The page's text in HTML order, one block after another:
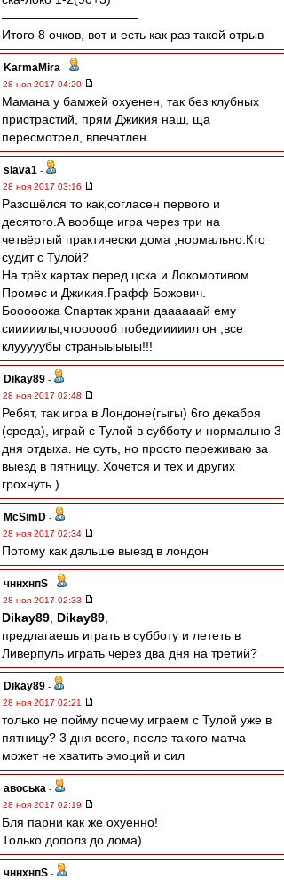
———————————
Итого 8 очков, вот и есть как раз такой отрыв
KarmaMira -
28 ноя 2017 04:20
Мамана у бамжей охуенен, так без клубных
пристрастий, прям Джикия наш, ща
пересмотрел, впечатлен.
slava1 -
28 ноя 2017 03:16
Разошёлся то как,согласен первого и
десятого.А вообще игра через три на
четвёртый практически дома ,нормально.Кто
судит c Тулой?
На трёх картах перед цска и Локомотивом
Промес и Джикия.Графф Божович.
Бооооожа Спартак храни даааааай ему
сииииилы,чтоооооб победииииил он ,все
клууууубы страныыыыы!!!
Dikay89 -
28 ноя 2017 02:48
Ребят, так игра в Лондоне(гыгы) 6го декабря
(среда), играй с Тулой в субботу и нормально 3
дня отдыха. не суть, но просто переживаю за
выезд в пятницу. Хочется и тех и других
грохнуть )
McSimD -
28 ноя 2017 02:34
Потому как дальше выезд в лондон
чннхнпS -
28 ноя 2017 02:33
Dikay89 Dikay89
предлагаешь играть в субботу и лететь в
Ливерпуль играть через два дня на третий?
Dikay89 -
28 ноя 2017 02:21
только не пойму почему играем с Тулой уже в
пятницу? 3 дня всего, после такого матча
может не хватить эмоций и сил
авоська -
28 ноя 2017 02:19
Бля парни как же охуенно!
Только дополз до дома)
чннхнпS -